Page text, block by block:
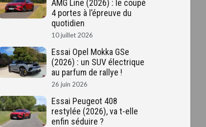
AMG Line (2026) : le coupé
4 portes à l’épreuve du
quotidien
10 juillet 2026
Essai Opel Mokka GSe
(2026) : un SUV électrique
au parfum de rallye !
26 juin 2026
Essai Peugeot 408
restylée (2026), va t-elle
enfin séduire ?